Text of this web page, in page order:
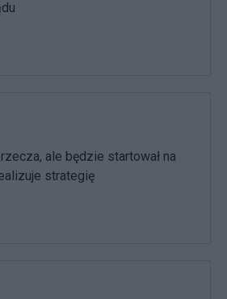
ale będzie startował na
strategię